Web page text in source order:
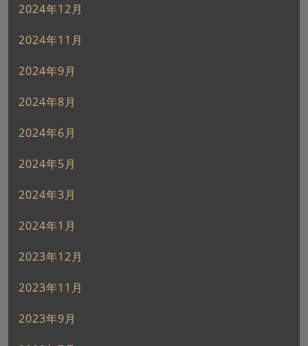
2024年12月
2024年11月
2024年9月
2024年8月
2024年6月
2024年5月
2024年3月
2024年1月
2023年12月
2023年11月
2023年9月